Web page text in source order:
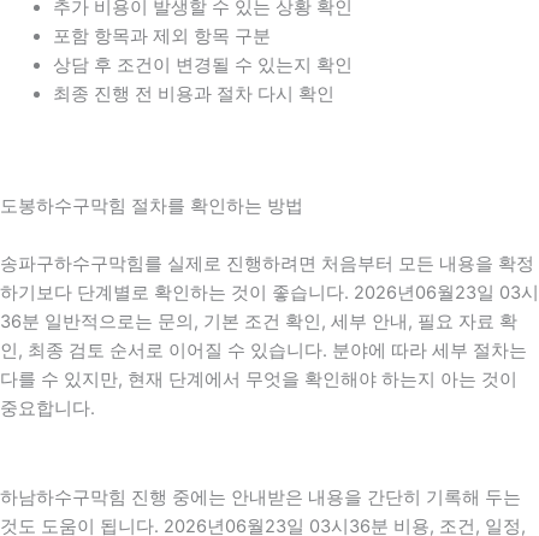
추가 비용이 발생할 수 있는 상황 확인
포함 항목과 제외 항목 구분
상담 후 조건이 변경될 수 있는지 확인
최종 진행 전 비용과 절차 다시 확인
도봉하수구막힘 절차를 확인하는 방법
송파구하수구막힘를 실제로 진행하려면 처음부터 모든 내용을 확정
하기보다 단계별로 확인하는 것이 좋습니다. 2026년06월23일 03시
36분 일반적으로는 문의, 기본 조건 확인, 세부 안내, 필요 자료 확
인, 최종 검토 순서로 이어질 수 있습니다. 분야에 따라 세부 절차는
다를 수 있지만, 현재 단계에서 무엇을 확인해야 하는지 아는 것이
중요합니다.
하남하수구막힘 진행 중에는 안내받은 내용을 간단히 기록해 두는
것도 도움이 됩니다. 2026년06월23일 03시36분 비용, 조건, 일정,